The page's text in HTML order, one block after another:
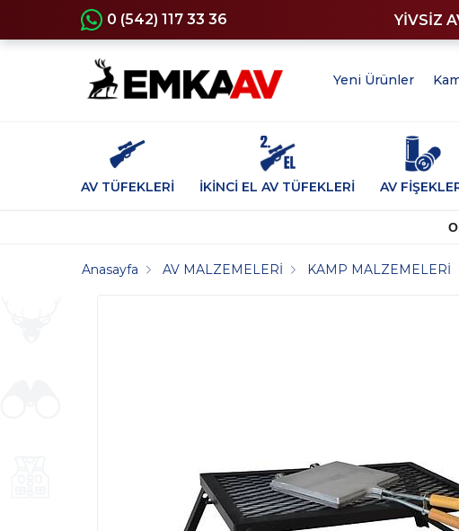
0 (542) 117 33 36 YİVSİZ
Yeni Ürünler
AV TÜFEKLERİ İKİNCİ EL AV TÜFEKLERİ AV
Anasayfa AV MALZEMELERİ KAMP MALZEMELERİ